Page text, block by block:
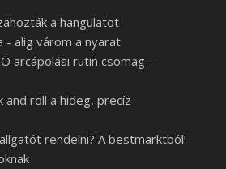
a hangulatot
- alig várom a nyarat
arcápolási rutin csomag -
roll a hideg, precíz
rendelni? A bestmarktból!